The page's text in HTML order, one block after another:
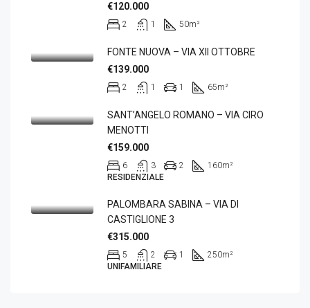
€120.000
2 1 50m²
FONTE NUOVA – VIA XII OTTOBRE
€139.000
2 1 1 65m²
SANT’ANGELO ROMANO – VIA CIRO
MENOTTI
€159.000
6 3 2 160m²
RESIDENZIALE
PALOMBARA SABINA – VIA DI
CASTIGLIONE 3
€315.000
5 2 1 250m²
UNIFAMILIARE